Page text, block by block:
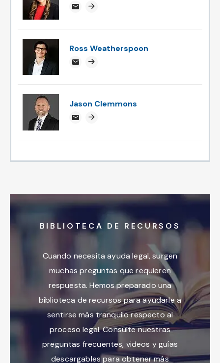
ABanks@attorneysnc.com
Attorney profile link
Ross Weatherspoon
rossweatherspoon@attorneysnc.com
Attorney profile link
Jason Clemmons
jclemmons@attorneysnc.com
Attorney profile link
BIBLIOTECA DE RECURSOS
Cuando necesita ayuda legal, surgen
muchas preguntas que requieren
respuesta. Hemos preparado una
biblioteca de recursos para ayudarle a
sentirse más tranquilo respecto al
proceso legal. Consulte nuestras
preguntas frecuentes, videos y guías
descargables para obtener más